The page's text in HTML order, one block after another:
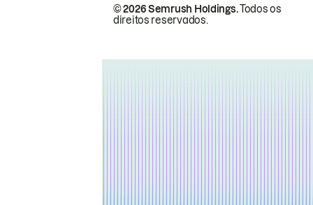
© 2026 Semrush Holdings.Todos os
direitos reservados.